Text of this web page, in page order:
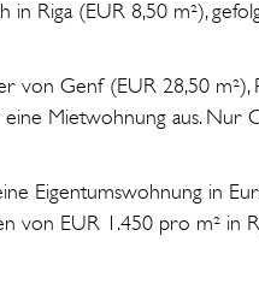
in Riga (EUR 8,50 m²),
von Genf (EUR 28,50 m²),
Mietwohnung aus.
Eigentumswohnung in
von EUR 1.450 pro m² in